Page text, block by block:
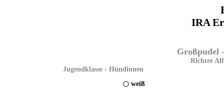
IRA
Großpudel
Richter
Jugendklasse - Hündinnen
weiß